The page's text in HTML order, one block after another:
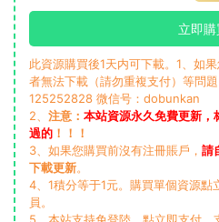
立即購
此資源購買後1天内可下載。1、如
者無法下載（請勿重複支付）等問
125252828 微信号：dobunkan
2、 注意： 本站資源永久免費更新，
過的 ！！！
3、如果您購買前沒有注冊賬戶， 請
下載更新。
4、1積分等于1元。購買單個資源點
員。
5、本站支持免登陸，點立即支付，